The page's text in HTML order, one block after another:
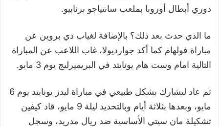
دوري أبطال أوروبا بملعب سانتياجو برنابيو.
ما الذي حدث بعد ذلك؟ بالإضافة لغياب دي بروين عن
مباراة فولهام كما أكد جوارديولا، غاب اللاعب عن المباراة
التالية امام وست هام يونايتد في البريميرليج يوم 3 مايو.
ثم عاد ليشارك بشكل طبيعي في مباراة ليدز يونايتد يوم 6
مايو، وبعدها بثلاثة أيام وبالتحديد ليلة 9 مايو، قاد كيفين
تشكيلة مان سيتي الأساسية ضد ريال مدريد، وسجل